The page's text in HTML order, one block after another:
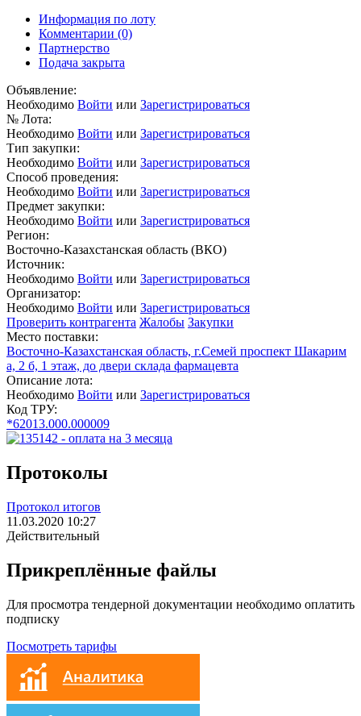
Информация по лоту
Комментарии (0)
Партнерство
Подача закрыта
Объявление:
Необходимо Войти или Зарегистрироваться
№ Лота:
Необходимо Войти или Зарегистрироваться
Тип закупки:
Необходимо Войти или Зарегистрироваться
Способ проведения:
Необходимо Войти или Зарегистрироваться
Предмет закупки:
Необходимо Войти или Зарегистрироваться
Регион:
Восточно-Казахстанская область (ВКО)
Источник:
Необходимо Войти или Зарегистрироваться
Организатор:
Необходимо Войти или Зарегистрироваться
Проверить контрагента Жалобы Закупки
Место поставки:
Восточно-Казахстанская область, г.Семей проспект Шакарим
а, 2 б, 1 этаж, до двери склада фармацевта
Описание лота:
Необходимо Войти или Зарегистрироваться
Код ТРУ:
*62013.000.000009
Протоколы
Протокол итогов
11.03.2020 10:27
Действительный
Прикреплённые файлы
Для просмотра тендерной документации необходимо оплатить
подписку
Посмотреть тарифы